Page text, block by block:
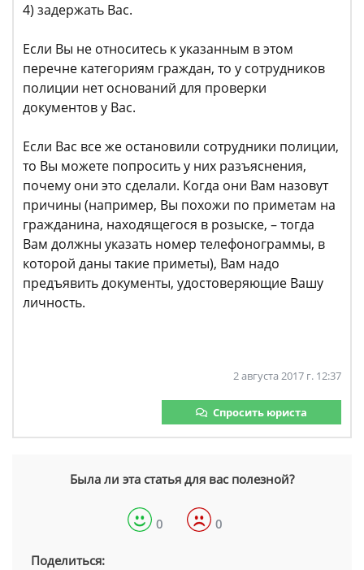
4) задержать Вас.
Если Вы не относитесь к указанным в этом
перечне категориям граждан, то у сотрудников
полиции нет оснований для проверки
документов у Вас.
Если Вас все же остановили сотрудники полиции,
то Вы можете попросить у них разъяснения,
почему они это сделали. Когда они Вам назовут
причины (например, Вы похожи по приметам на
гражданина, находящегося в розыске, – тогда
Вам должны указать номер телефонограммы, в
которой даны такие приметы), Вам надо
предъявить документы, удостоверяющие Вашу
личность.
2 августа 2017 г. 12:37
Спросить юриста
Была ли эта статья для вас полезной?
0 0
Поделиться: